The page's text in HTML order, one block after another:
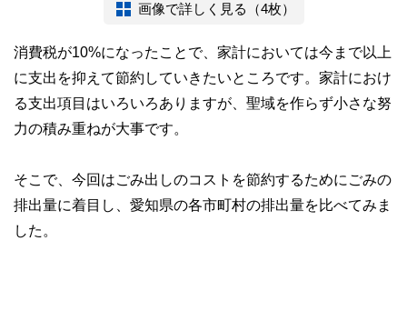
画像で詳しく見る（4枚）
消費税が10%になったことで、家計においては今まで以上
に支出を抑えて節約していきたいところです。家計におけ
る支出項目はいろいろありますが、聖域を作らず小さな努
力の積み重ねが大事です。
そこで、今回はごみ出しのコストを節約するためにごみの
排出量に着目し、愛知県の各市町村の排出量を比べてみま
した。